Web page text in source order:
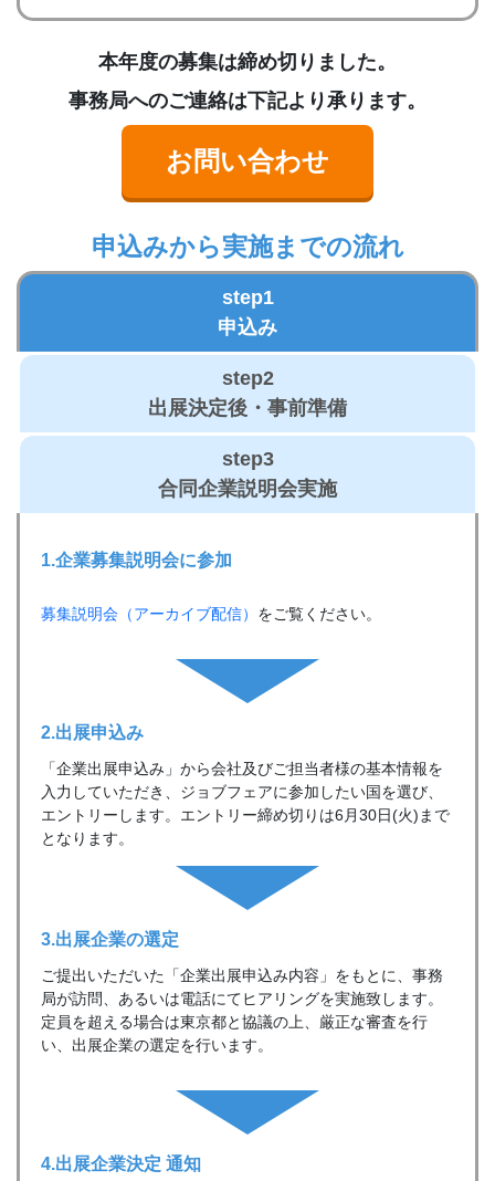
本年度の募集は締め切りました。
事務局へのご連絡は下記より承ります。
お問い合わせ
申込みから実施までの流れ
step1
申込み
step2
出展決定後・事前準備
step3
合同企業説明会実施
1.企業募集説明会に参加
募集説明会（アーカイブ配信） をご覧ください。
2.出展申込み
「企業出展申込み」から会社及びご担当者様の基本情報を
入力していただき、ジョブフェアに参加したい国を選び、
エントリーします。エントリー締め切りは6月30日(火)まで
となります。
3.出展企業の選定
ご提出いただいた「企業出展申込み内容」をもとに、事務
局が訪問、あるいは電話にてヒアリングを実施致します。
定員を超える場合は東京都と協議の上、厳正な審査を行
い、出展企業の選定を行います。
4.出展企業決定 通知